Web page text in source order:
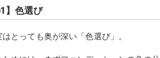
】色選び
とっても奥が深い「色選び」。